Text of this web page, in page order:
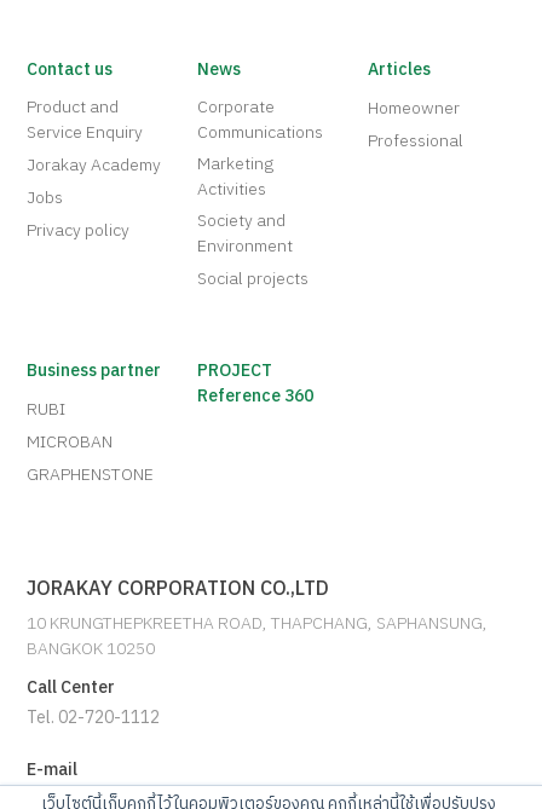
Contact us
Product and
Service Enquiry
Jorakay Academy
Jobs
Privacy policy
News
Corporate
Communications
Marketing
Activities
Society and
Environment
Social projects
Articles
Homeowner
Professional
Business partner
RUBI
MICROBAN
GRAPHENSTONE
PROJECT
Reference 360
JORAKAY CORPORATION CO.,LTD
10 KRUNGTHEPKREETHA ROAD, THAPCHANG, SAPHANSUNG,
BANGKOK 10250
Call Center
Tel. 02-720-1112
E-mail
info@jorakay.co.th